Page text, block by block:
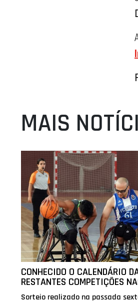
MAIS
CONHECIDO O CALENDÁRIO
RESTANTES COMPETIÇÕES
Sorteio realizado na passada